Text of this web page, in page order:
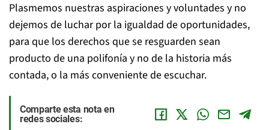
Plasmemos nuestras aspiraciones y voluntades y no
dejemos de luchar por la igualdad de oportunidades,
para que los derechos que se resguarden sean
producto de una polifonía y no de la historia más
contada, o la más conveniente de escuchar.
Comparte esta nota en
redes sociales: